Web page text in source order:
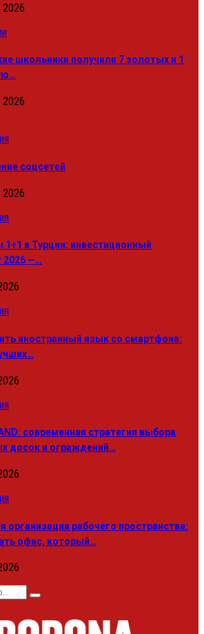
2026
школьники получили 7 золотых и 1
2026
соцсетей
2026
1+1 в Турции: инвестиционный
2026 —…
иностранный язык со смартфона:
современная стратегия выбора
досок и ограждений…
организации рабочего пространства:
офис, который…
Search